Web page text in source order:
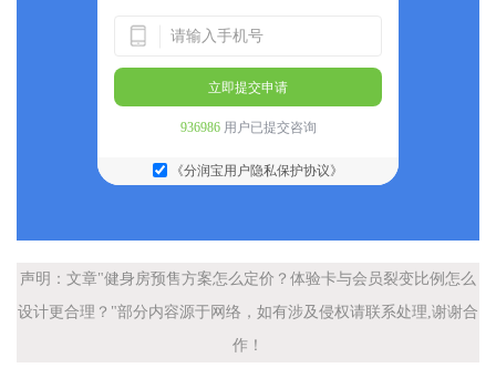
立即提交申请
936986用户已提交咨询
《分润宝用户隐私保护协议》
声明：文章"健身房预售方案怎么定价？体验卡与会员裂变比例怎么
设计更合理？"部分内容源于网络，如有涉及侵权请联系处理,谢谢合
作！